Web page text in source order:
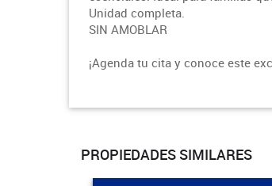
Unidad completa.
SIN AMOBLAR
¡Agenda tu cita y conoce este
PROPIEDADES SIMILARES